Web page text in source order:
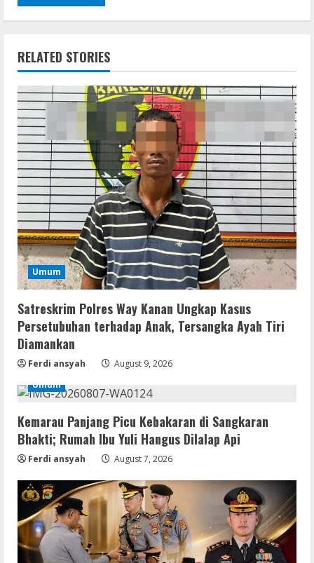
RELATED STORIES
Umum
Satreskrim Polres Way Kanan Ungkap Kasus
Persetubuhan terhadap Anak, Tersangka Ayah Tiri
Diamankan
Ferdi ansyah
August 9, 2026
Umum
Kemarau Panjang Picu Kebakaran di Sangkaran
Bhakti; Rumah Ibu Yuli Hangus Dilalap Api
Ferdi ansyah August 7, 2026
2
Umum
Kasus Persetubuhan terhadap Anak,
August 9, 2026
3
Coop
Uncharted: Legacy of Thieves
Collection Compressed Repack 2026
August 9, 2026
Resettools
Display Changer X Portable + Crack
[Final] (x64) Final FileCR